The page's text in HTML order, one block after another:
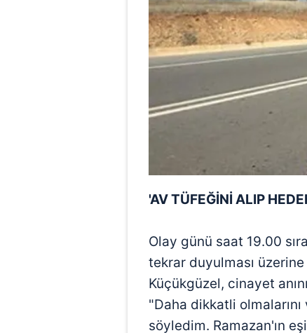
mevzuata uygun olarak
'AV TÜFEĞİNİ ALIP
Olay günü saat 19.00
tekrar duyulması
Küçükgüzel, cinayet
"Daha dikkatli
söyledim. Ramazan'ın